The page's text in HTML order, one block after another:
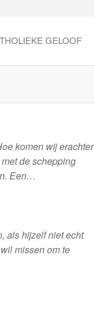
GELOOF
komen wij erachter
de schepping
Een…
als hijzelf niet echt
missen om te